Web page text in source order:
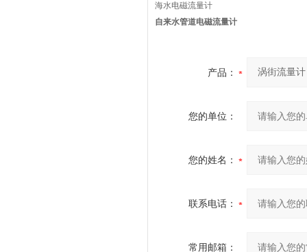
海水电磁流量计
自来水管道电磁流量计
产品：
您的单位：
您的姓名：
联系电话：
常用邮箱：